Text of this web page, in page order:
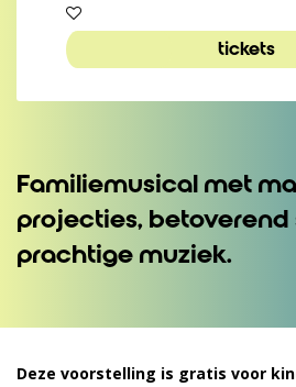
tickets
Familiemusical met
projecties, betoverend
prachtige muziek.
Deze voorstelling is gratis voor